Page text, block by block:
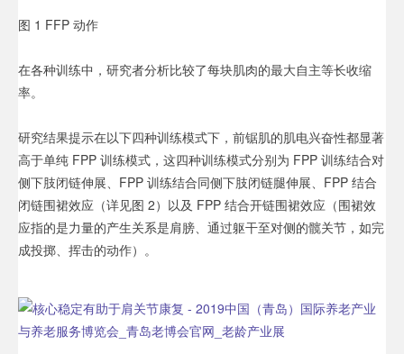
图 1 FFP 动作
在各种训练中，研究者分析比较了每块肌肉的最大自主等长收缩
率。
研究结果提示在以下四种训练模式下，前锯肌的肌电兴奋性都显著
高于单纯 FPP 训练模式，这四种训练模式分别为 FPP 训练结合对
侧下肢闭链伸展、FPP 训练结合同侧下肢闭链腿伸展、FPP 结合
闭链围裙效应（详见图 2）以及 FPP 结合开链围裙效应（围裙效
应指的是力量的产生关系是肩膀、通过躯干至对侧的髋关节，如完
成投掷、挥击的动作）。